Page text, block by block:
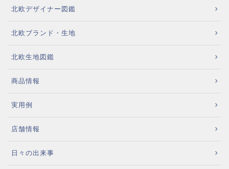
北欧デザイナー図鑑
北欧ブランド・生地
北欧生地図鑑
商品情報
実用例
店舗情報
日々の出来事